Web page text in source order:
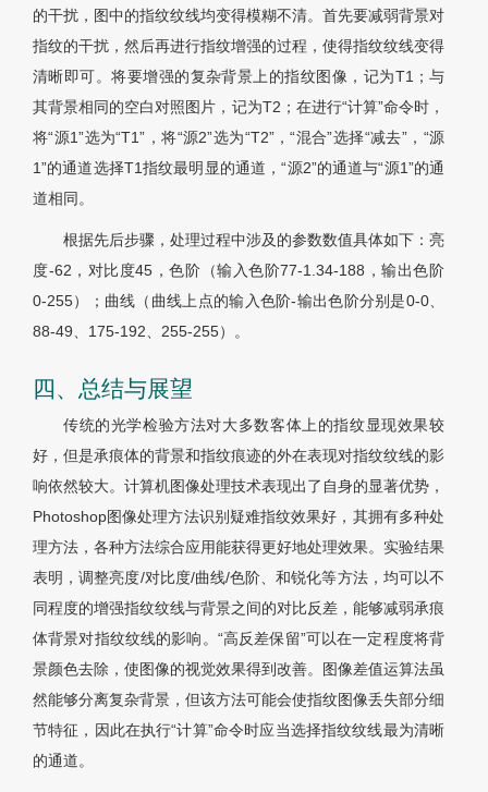
的干扰，图中的指纹纹线均变得模糊不清。首先要减弱背景对
指纹的干扰，然后再进行指纹增强的过程，使得指纹纹线变得
清晰即可。将要增强的复杂背景上的指纹图像，记为T1；与
其背景相同的空白对照图片，记为T2；在进行“计算”命令时，
将“源1”选为“T1”，将“源2”选为“T2”，“混合”选择“减去”，“源
1”的通道选择T1指纹最明显的通道，“源2”的通道与“源1”的通
道相同。
根据先后步骤，处理过程中涉及的参数数值具体如下：亮
度-62，对比度45，色阶（输入色阶77-1.34-188，输出色阶
0-255）；曲线（曲线上点的输入色阶-输出色阶分别是0-0、
88-49、175-192、255-255）。
四、总结与展望
传统的光学检验方法对大多数客体上的指纹显现效果较
好，但是承痕体的背景和指纹痕迹的外在表现对指纹纹线的影
响依然较大。计算机图像处理技术表现出了自身的显著优势，
Photoshop图像处理方法识别疑难指纹效果好，其拥有多种处
理方法，各种方法综合应用能获得更好地处理效果。实验结果
表明，调整亮度/对比度/曲线/色阶、和锐化等方法，均可以不
同程度的增强指纹纹线与背景之间的对比反差，能够减弱承痕
体背景对指纹纹线的影响。“高反差保留”可以在一定程度将背
景颜色去除，使图像的视觉效果得到改善。图像差值运算法虽
然能够分离复杂背景，但该方法可能会使指纹图像丢失部分细
节特征，因此在执行“计算”命令时应当选择指纹纹线最为清晰
的通道。